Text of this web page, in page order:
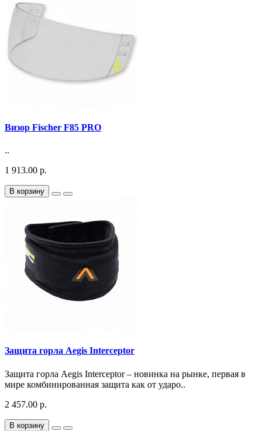
Визор Fischer F85 PRO
..
1 913.00 р.
В корзину
Защита горла Aegis Interceptor
Защита горла Aegis Interceptor – новинка на рынке, первая в
мире комбинированная защита как от ударо..
2 457.00 р.
В корзину